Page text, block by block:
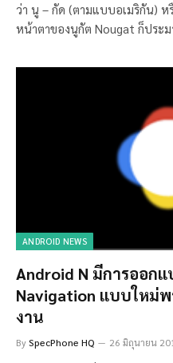
ว่า นู – กัด (ตามแบบอเมริกัน) ห
หน้าตาของนูกัต Nougat ก็ประ
ANDROID NEWS
Android N มีการออก
Navigation แบบใหม่พ
งาน
BySpecPhone HQ 26 มิถุนายน